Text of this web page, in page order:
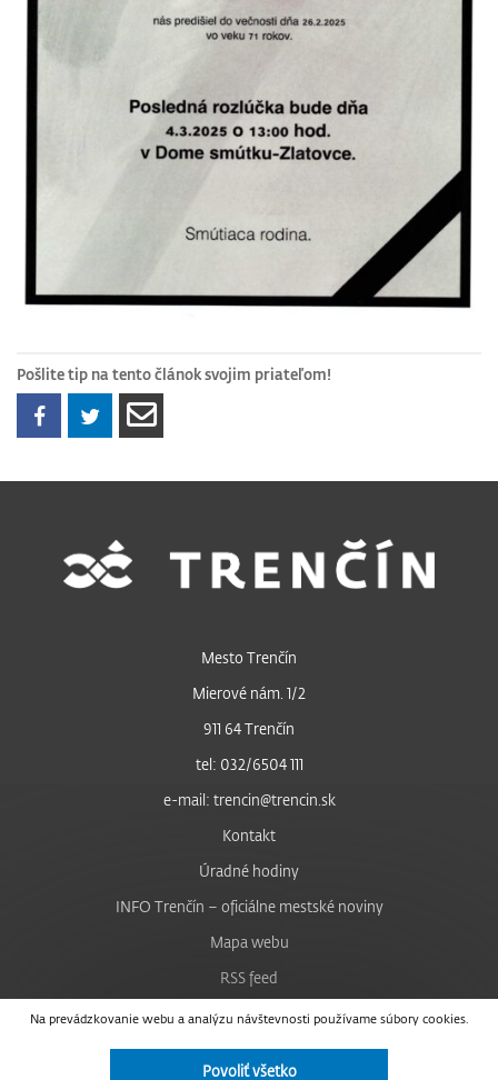
Pošlite tip na tento článok svojim priateľom!
Na prevádzkovanie webu a analýzu návštevnosti používame súbory cookies.
Povoliť všetko
Mesto Trenčín
Mierové nám. 1/2
911 64 Trenčín
tel: 032/6504 111
e-mail: trencin@trencin.sk
Kontakt
Úradné hodiny
INFO Trenčín – oficiálne mestské noviny
Mapa webu
RSS feed
Nastavenie cookies
Facebook